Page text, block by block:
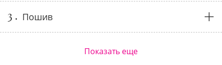
3 . Пошив
Показать еще